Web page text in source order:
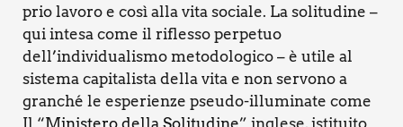
prio lavo­ro e così alla vita socia­le. La soli­tu­di­ne –
qui inte­sa come il rifles­so per­pe­tuo
dell’individualismo meto­do­lo­gi­co – è uti­le al
siste­ma capi­ta­li­sta del­la vita e non ser­vo­no a
gran­ché le espe­rien­ze pseu­do-illu­mi­na­te come